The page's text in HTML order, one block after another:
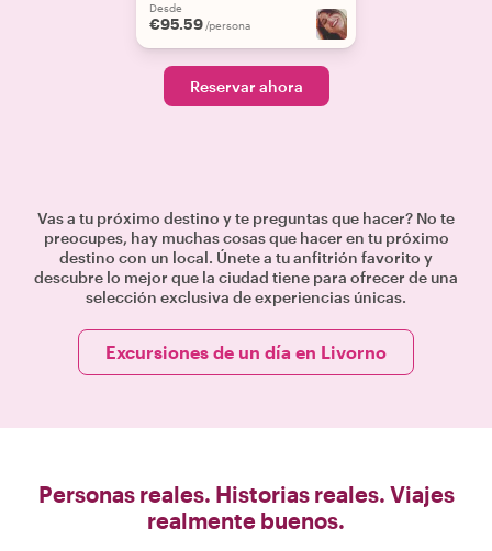
Desde
€95.59 /persona
Reservar ahora
Vas a tu próximo destino y te preguntas que hacer? No te
preocupes, hay muchas cosas que hacer en tu próximo
destino con un local. Únete a tu anfitrión favorito y
descubre lo mejor que la ciudad tiene para ofrecer de una
selección exclusiva de experiencias únicas.
Excursiones de un día en Livorno
Personas reales. Historias reales. Viajes
realmente buenos.